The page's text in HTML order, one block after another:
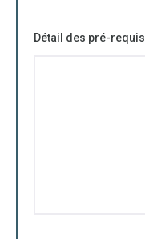
Détail des pré-requis